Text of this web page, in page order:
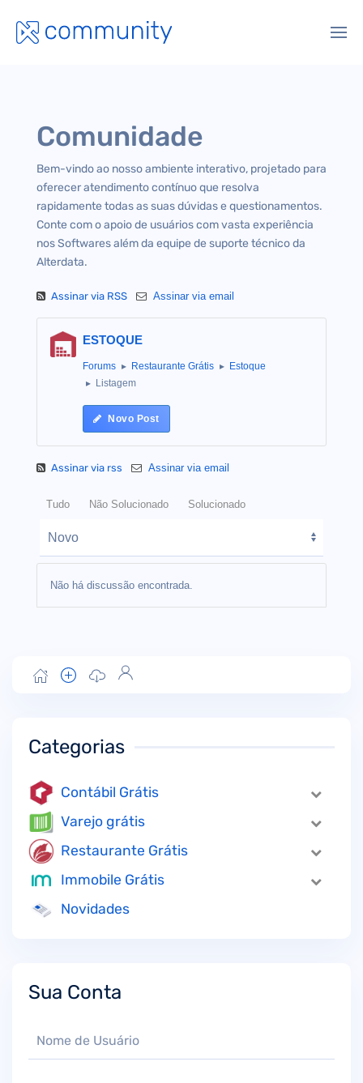
Comunidade
Bem-vindo ao nosso ambiente interativo, projetado para
oferecer atendimento contínuo que resolva
rapidamente todas as suas dúvidas e questionamentos.
Conte com o apoio de usuários com vasta experiência
nos Softwares além da equipe de suporte técnico da
Alterdata.
Assinar via RSS Assinar via email
ESTOQUE
Forums Restaurante Grátis
Estoque
Listagem
Novo Post
Assinar via rss Assinar via email
Tudo Não Solucionado Solucionado
Não há discussão encontrada.
Categorias
Contábil Grátis
Varejo grátis
Restaurante Grátis
Immobile Grátis
Novidades
Sua Conta